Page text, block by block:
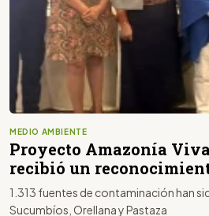
MEDIO AMBIENTE
Proyecto Amazonía
recibió un
1.313 fuentes de contaminación han
Sucumbíos, Orellana y Pastaza